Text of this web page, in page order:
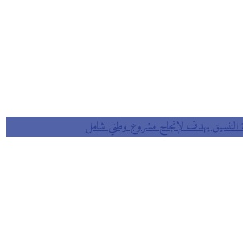
يهدف لإنجاح مشروع وطني شامل